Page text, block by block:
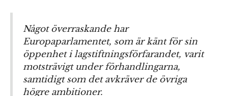
Något överraskande har
Europaparlamentet, som är känt för sin
öppenhet i lagstiftningsförfarandet, varit
motsträvigt under förhandlingarna,
samtidigt som det avkräver de övriga
högre ambitioner.